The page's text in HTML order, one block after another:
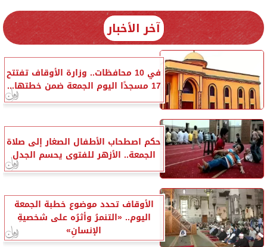
آخر الأخبار
في 10 محافظات.. وزارة الأوقاف تفتتح
17 مسجدًا اليوم الجمعة ضمن خطتها...
حكم اصطحاب الأطفال الصغار إلى صلاة
الجمعة.. الأزهر للفتوى يحسم الجدل
الأوقاف تحدد موضوع خطبة الجمعة
اليوم.. «التنمرُ وأثرُه على شخصيةِ
الإنسانِ»